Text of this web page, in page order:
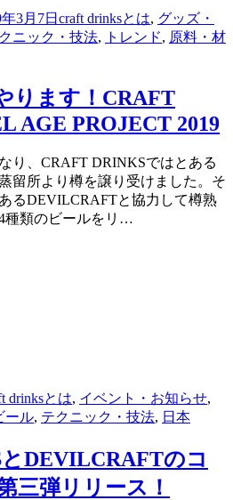
3月7日 craft drinksとは, グッズ・
ニック・技法, トレンド, 原料・材
ります！CRAFT
AGE PROJECT 2019
り、CRAFT DRINKSではとある
留所より樽を譲り受けました。そ
るDEVILCRAFTと協力して樽熟
種類のビールをリ…
drinksとは, イベント・お知らせ,
ール, テクニック・技法, 日本
DEVILCRAFTのコ
三弾リリース！